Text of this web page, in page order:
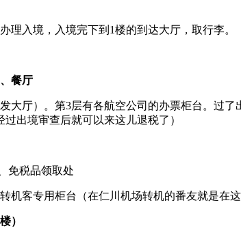
入境，入境完下到1楼的到达大厅，取行李。
餐厅
厅）。第3层有各航空公司的办票柜台。过了
出境审查后就可以来这儿退税了）
免税品领取处
客专用柜台（在仁川机场转机的番友就是在
）